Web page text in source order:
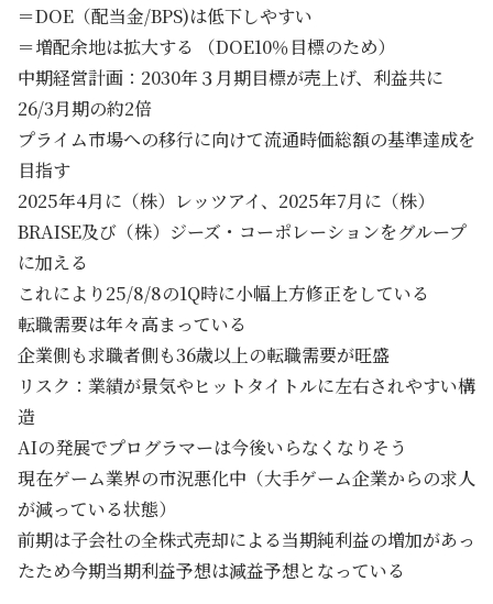
＝DOE（配当金/BPS)は低下しやすい
＝増配余地は拡大する （DOE10％目標のため）
中期経営計画：2030年３月期目標が売上げ、利益共に
26/3月期の約2倍
プライム市場への移行に向けて流通時価総額の基準達成を
目指す
2025年4月に（株）レッツアイ、2025年7月に（株）
BRAISE及び（株）ジーズ・コーポレーションをグループ
に加える
これにより25/8/8の1Q時に小幅上方修正をしている
転職需要は年々高まっている
企業側も求職者側も36歳以上の転職需要が旺盛
リスク：業績が景気やヒットタイトルに左右されやすい構
造
AIの発展でプログラマーは今後いらなくなりそう
現在ゲーム業界の市況悪化中（大手ゲーム企業からの求人
が減っている状態）
前期は子会社の全株式売却による当期純利益の増加があっ
たため今期当期利益予想は減益予想となっている